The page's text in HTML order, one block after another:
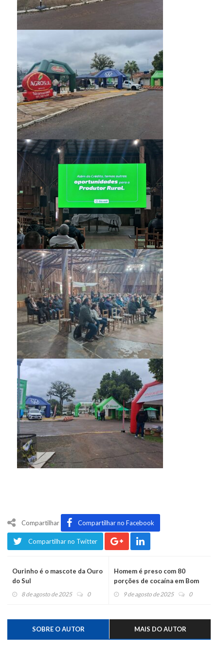
Compartilhar Compartilhar no Facebook
Compartilhar no Twitter
Ourinho é o mascote da Ouro
do Sul
8 de agosto de 2025 0
Homem é preso com 80
porções de cocaína em Bom
Princípio
9 de agosto de 2025 0
SOBRE O AUTOR MAIS DO AUTOR